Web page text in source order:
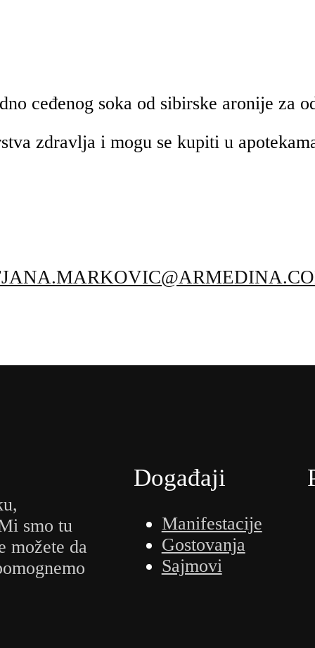
ceđenog soka od sibirske aronije za
zdravlja i mogu se kupiti u
smo tu
možete da
Događaji
Manifestacije
Gostovanja
Sajmovi